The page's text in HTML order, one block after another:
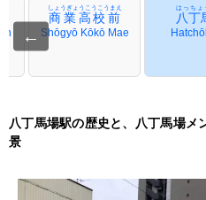
←
商業高校前
しょうぎょうこうこうまえ
Shōgyō Kōkō Mae
八丁
はっちょ
八丁馬場駅の歴史と、八丁馬場メ
景